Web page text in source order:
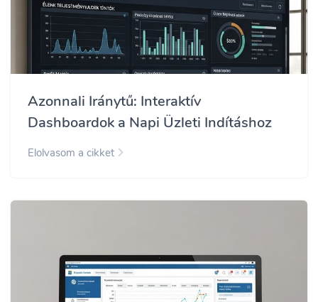
Azonnali Iránytű: Interaktív
Dashboardok a Napi Üzleti Indításhoz
Elolvasom a cikket